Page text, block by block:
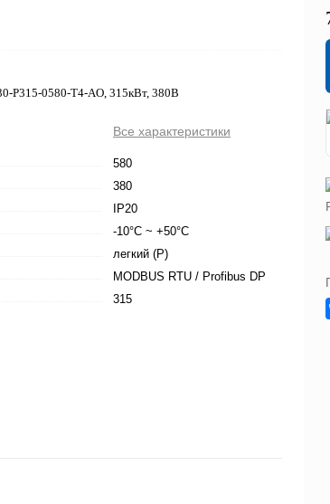
P315-0580-T4-AO, 315кВт, 380В
Все характеристики
580
380
IP20
-10°C ~ +50°C
легкий (P)
MODBUS RTU / Profibus DP
315